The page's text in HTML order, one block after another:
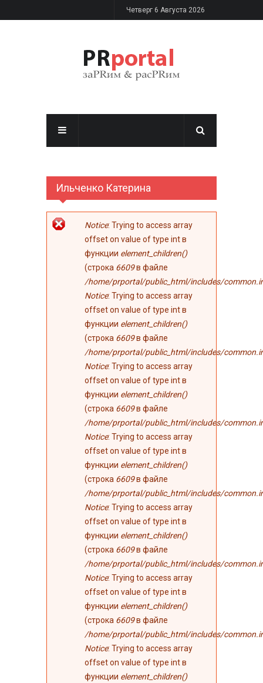
Перейти к основному содержаниюЧетверг 6 Августа 2026
Ильченко Катерина
Сообщение об
ошибке
Notice: Trying to access array
offset on value of type int в
функции element_children()
(строка 6609в файле
/home/prportal/public_html/includes/
Notice: Trying to access array
offset on value of type int в
функции element_children()
(строка 6609в файле
/home/prportal/public_html/includes/
Notice: Trying to access array
offset on value of type int в
функции element_children()
(строка 6609в файле
/home/prportal/public_html/includes/
Notice: Trying to access array
offset on value of type int в
функции element_children()
(строка 6609в файле
/home/prportal/public_html/includes/
Notice: Trying to access array
offset on value of type int в
функции element_children()
(строка 6609в файле
/home/prportal/public_html/includes/
Notice: Trying to access array
offset on value of type int в
функции element_children()
(строка 6609в файле
/home/prportal/public_html/includes/
Notice: Trying to access array
offset on value of type int в
функции element_children()